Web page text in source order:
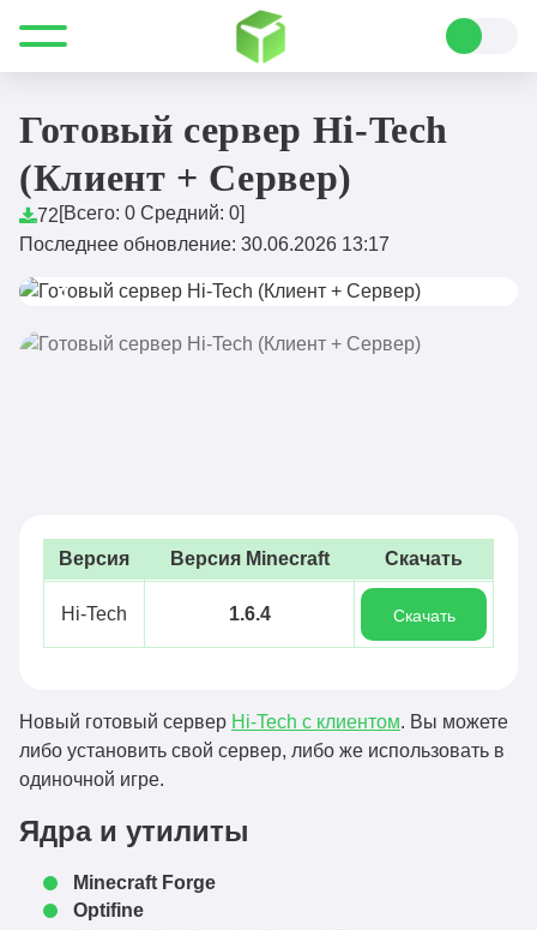
Все для Minecraft Скачать Minecraft
Готовые сервера
Готовый сервер Hi-Tech (Клиент + Сервер)
Готовый сервер Hi-Tech
(Клиент + Сервер)
72[Всего: 0 Средний: 0]
Последнее обновление: 30.06.2026 13:17
Версия Версия Minecraft Скачать
Hi-Tech 1.6.4 Скачать
Новый готовый сервер Hi-Tech с клиентом. Вы можете
либо установить свой сервер, либо же использовать в
одиночной игре.
Ядра и утилиты
Minecraft Forge
Optifine